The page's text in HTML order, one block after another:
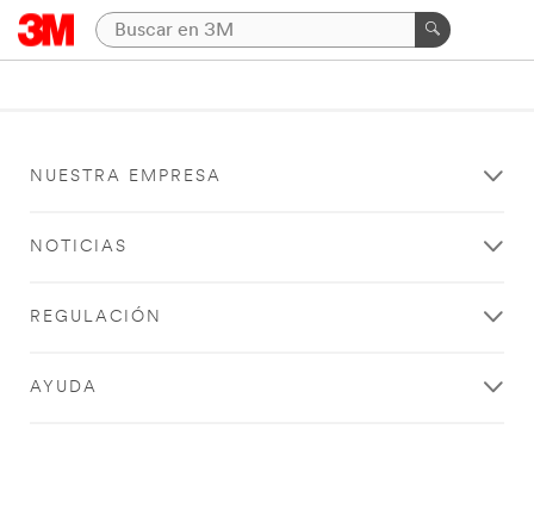
NUESTRA EMPRESA
NOTICIAS
REGULACIÓN
AYUDA